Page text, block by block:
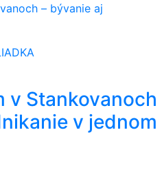
v Stankovanoch
v jednom